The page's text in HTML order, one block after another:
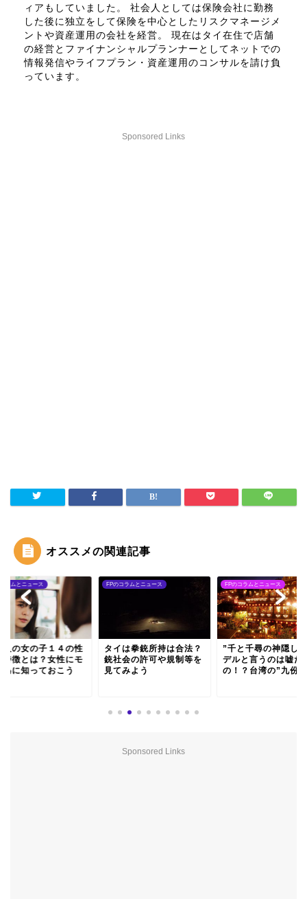
ィアもしていました。 社会人としては保険会社に勤務
した後に独立をして保険を中心としたリスクマネージメ
ントや資産運用の会社を経営。 現在はタイ在住で店舗
の経営とファイナンシャルプランナーとしてネットでの
情報発信やライフプラン・資産運用のコンサルを請け負
っています。
Sponsored Links
オススメの関連記事
ラムとニュース
人の女の子１４の性
特徴とは？女性にモ
為に知っておこう
FPのコラムとニュース
タイは拳銃所持は合法？
銃社会の許可や規制等を
見てみよう
FPのコラムとニュース
”千と千尋の神隠し”
デルと言うのは嘘だ
の！？台湾の”九份
Sponsored Links